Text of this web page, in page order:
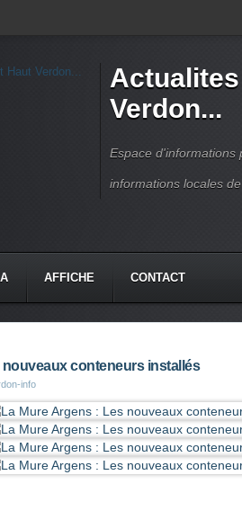
Verdon...
Espace d'informations
informations locales
AFFICHE CONTACT
nouveaux conteneurs installés
info